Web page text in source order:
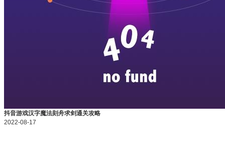
抖音游戏汉字魔法刻舟求剑通关攻略
2022-08-17